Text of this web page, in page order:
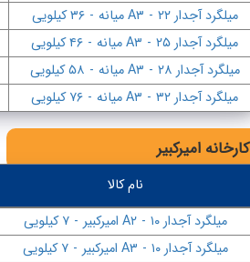
میلگرد آجدار ۲۲
- A۳ میانه - ۳۶ کیلویی
میلگرد آجدار ۲۵
- A۳ میانه - ۴۶ کیلویی
میلگرد آجدار ۲۸
- A۳ میانه - ۵۸ کیلویی
میلگرد آجدار ۳۲
- A۳ میانه - ۷۶ کیلویی
کارخانه امیرکبیر
نام کالا
میلگرد آجدار ۱۰
- A۲ امیرکبیر - ۷ کیلویی
میلگرد آجدار ۱۰
- A۳ امیرکبیر - ۷ کیلویی